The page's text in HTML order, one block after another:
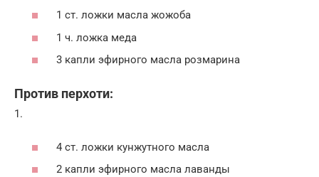
1 ст. ложки масла жожоба
1 ч. ложка меда
3 капли эфирного масла розмарина
Против перхоти:
1.
4 ст. ложки кунжутного масла
2 капли эфирного масла лаванды